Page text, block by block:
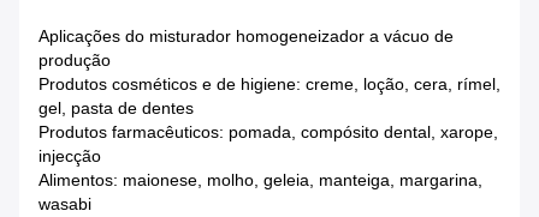
Aplicações do misturador homogeneizador a vácuo de
produção
Produtos cosméticos e de higiene: creme, loção, cera, rímel,
gel, pasta de dentes
Produtos farmacêuticos: pomada, compósito dental, xarope,
injecção
Alimentos: maionese, molho, geleia, manteiga, margarina,
wasabi